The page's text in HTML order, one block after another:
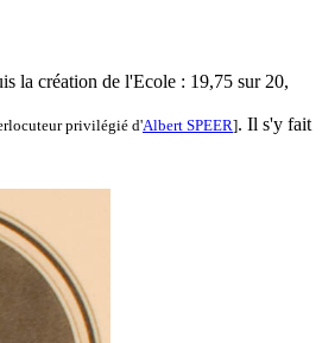
la création de l'Ecole : 19,75 sur 20,
privilégié d'Albert SPEER]. Il s'y fait